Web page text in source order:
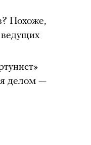
Похоже,
делом —